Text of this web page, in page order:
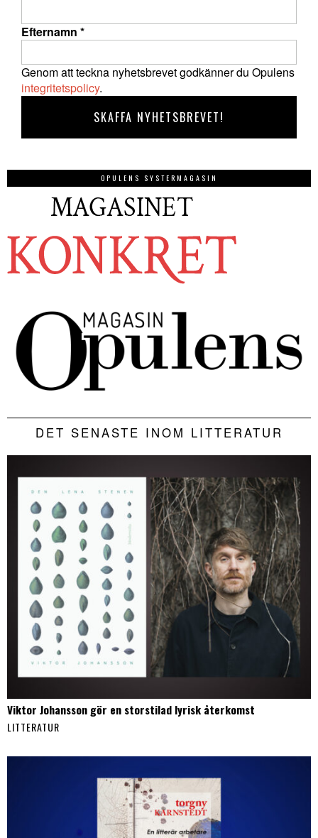
Efternamn *
Genom att teckna nyhetsbrevet godkänner du Opulens
integritetspolicy.
OPULENS SYSTERMAGASIN
DET SENASTE INOM LITTERATUR
Viktor Johansson gör en storstilad lyrisk återkomst
LITTERATUR